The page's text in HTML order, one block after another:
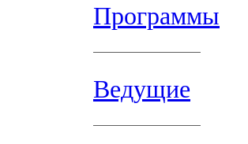
Программы
Ведущие